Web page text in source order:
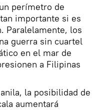
perímetro de
importante si es
Paralelamente, los
guerra sin cuartel
en el mar de
a Filipinas
la posibilidad de
aumentará